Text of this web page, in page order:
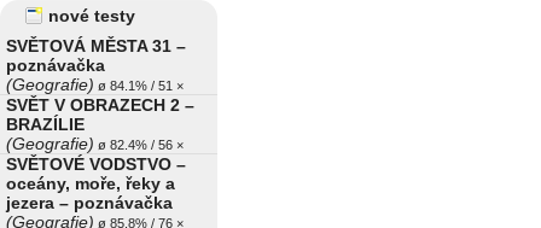
nové testy
SVĚTOVÁ MĚSTA 31 –
poznávačka
(Geografie) ø 84.1% / 51 ×
SVĚT V OBRAZECH 2 –
BRAZÍLIE
(Geografie) ø 82.4% / 56 ×
SVĚTOVÉ VODSTVO –
oceány, moře, řeky a
jezera – poznávačka
(Geografie) ø 85.8% / 76 ×